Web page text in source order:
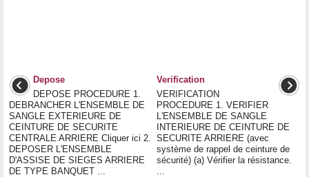
Depose
DEPOSE PROCEDURE 1.
DEBRANCHER L'ENSEMBLE DE
SANGLE EXTERIEURE DE
CEINTURE DE SECURITE
CENTRALE ARRIERE Cliquer ici 2.
DEPOSER L'ENSEMBLE
D'ASSISE DE SIEGES ARRIERE
DE TYPE BANQUET ...
Verification
VERIFICATION
PROCEDURE 1. VERIFIER
L'ENSEMBLE DE SANGLE
INTERIEURE DE CEINTURE DE
SECURITE ARRIERE (avec
système de rappel de ceinture de
sécurité) (a) Vérifier la résistance.